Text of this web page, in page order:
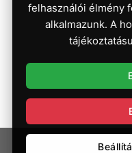
felhasználói élmény
alkalmazunk. A